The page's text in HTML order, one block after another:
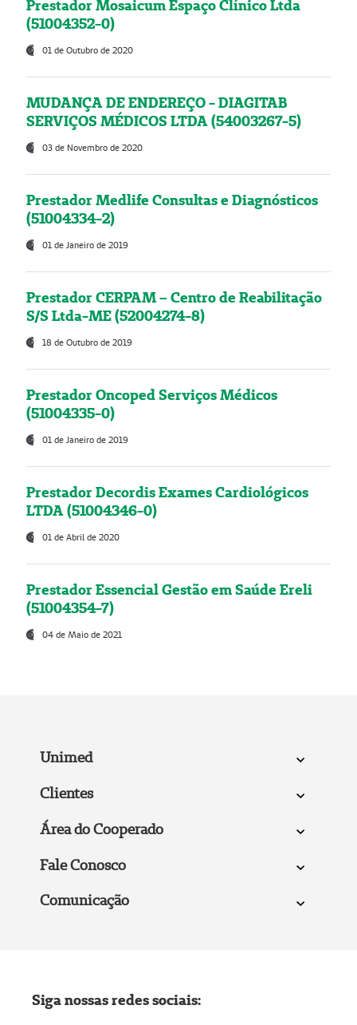
Prestador Mosaicum Espaço Clínico Ltda
(51004352-0)
01 de Outubro de 2020
MUDANÇA DE ENDEREÇO - DIAGITAB
SERVIÇOS MÉDICOS LTDA (54003267-5)
03 de Novembro de 2020
Prestador Medlife Consultas e Diagnósticos
(51004334-2)
01 de Janeiro de 2019
Prestador CERPAM – Centro de Reabilitação
S/S Ltda-ME (52004274-8)
18 de Outubro de 2019
Prestador Oncoped Serviços Médicos
(51004335-0)
01 de Janeiro de 2019
Prestador Decordis Exames Cardiológicos
LTDA (51004346-0)
01 de Abril de 2020
Prestador Essencial Gestão em Saúde Ereli
(51004354-7)
04 de Maio de 2021
Unimed
Clientes
Área do Cooperado
Fale Conosco
Comunicação
Siga nossas redes sociais: